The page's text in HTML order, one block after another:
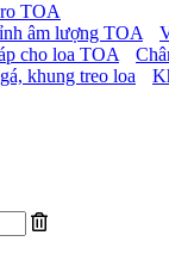
TOA
âm lượng TOA
cho loa TOA
khung treo loa